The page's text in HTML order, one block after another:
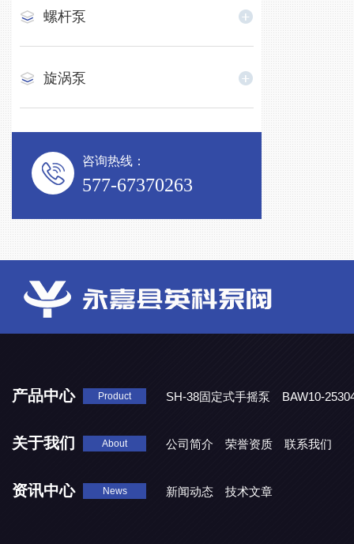
螺杆泵
旋涡泵
咨询热线：
577-67370263
产品中心 Product SH-38固定式手摇泵
BAW10-
关于我们 About 公司简介 荣誉资质 联系我们
资讯中心 News 新闻动态 技术文章